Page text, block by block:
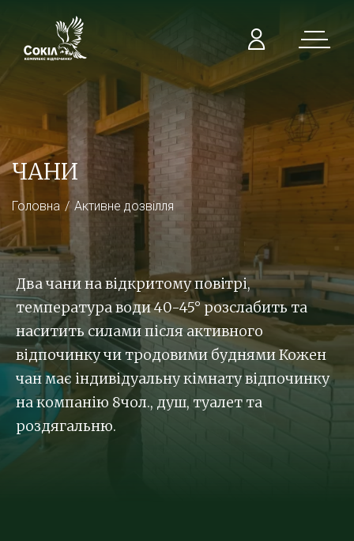
ЧАНИ
Головна Активне дозвілля
Два чани на відкритому повітрі,
температура води 40-45° розслабить та
наситить силами після активного
відпочинку чи тродовими буднями Кожен
чан має індивідуальну кімнату відпочинку
на компанію 8чол., душ, туалет та
роздягальню.